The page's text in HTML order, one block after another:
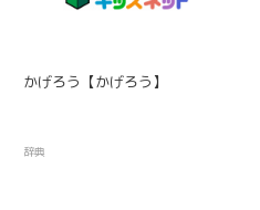
かげろう【かげろう】
辞典